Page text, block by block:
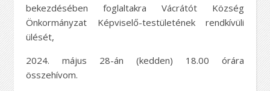
bekezdésében foglaltakra Vácrátót Község
Önkormányzat Képviselő-testületének rendkívüli
ülését,
2024. május 28-án (kedden) 18.00 órára
összehívom.